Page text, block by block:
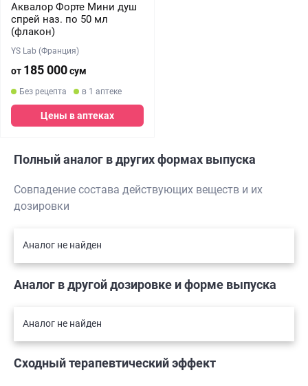
Аквалор Форте Мини душ
спрей наз. по 50 мл
(флакон)
YS Lab (Франция)
от 185 000сум
Без рецепта в 1 аптеке
Цены в аптеках
Полный аналог в других формах выпуска
Совпадение состава действующих веществ и их
дозировки
Аналог не найден
Аналог в другой дозировке и форме выпуска
Аналог не найден
Сходный терапевтический эффект